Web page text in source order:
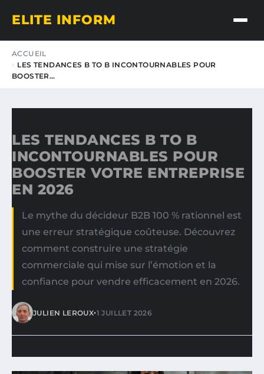
ELITE INFORM
ACCUEIL
LES TENDANCES B TO B INCONTOURNABLES POUR
BOOSTER…
LES TENDANCES B TO B
INCONTOURNABLES POUR
BOOSTER VOTRE ENTREPRISE
EN 2026
Le mythe du décideur B2B 100 % rationnel est
une erreur stratégique coûteuse. Découvrez
comment construire une stratégie
commerciale qui mise sur l’émotion et la
confiance pour vendre efficacement en 2026.
JULIEN LEROUX•1 JUILLET 2026